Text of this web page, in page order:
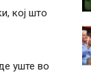
кој што
уште во